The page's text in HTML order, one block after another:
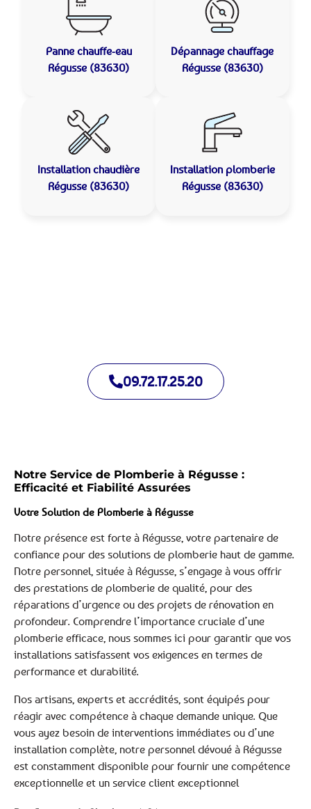
Panne chauffe-eau
Régusse (83630)
Dépannage chauffage
Régusse (83630)
Installation chaudière
Régusse (83630)
Installation plomberie
Régusse (83630)
09.72.17.25.20
Notre Service de Plomberie à Régusse :
Efficacité et Fiabilité Assurées
Votre Solution de Plomberie à Régusse
Notre présence est forte à Régusse, votre partenaire de
confiance pour des solutions de plomberie haut de gamme.
Notre personnel, située à Régusse, s’engage à vous offrir
des prestations de plomberie de qualité, pour des
réparations d’urgence ou des projets de rénovation en
profondeur. Comprendre l’importance cruciale d’une
plomberie efficace, nous sommes ici pour garantir que vos
installations satisfassent vos exigences en termes de
performance et durabilité.
Nos artisans, experts et accrédités, sont équipés pour
réagir avec compétence à chaque demande unique. Que
vous ayez besoin de interventions immédiates ou d’une
installation complète, notre personnel dévoué à Régusse
est constamment disponible pour fournir une compétence
exceptionnelle et un service client exceptionnel